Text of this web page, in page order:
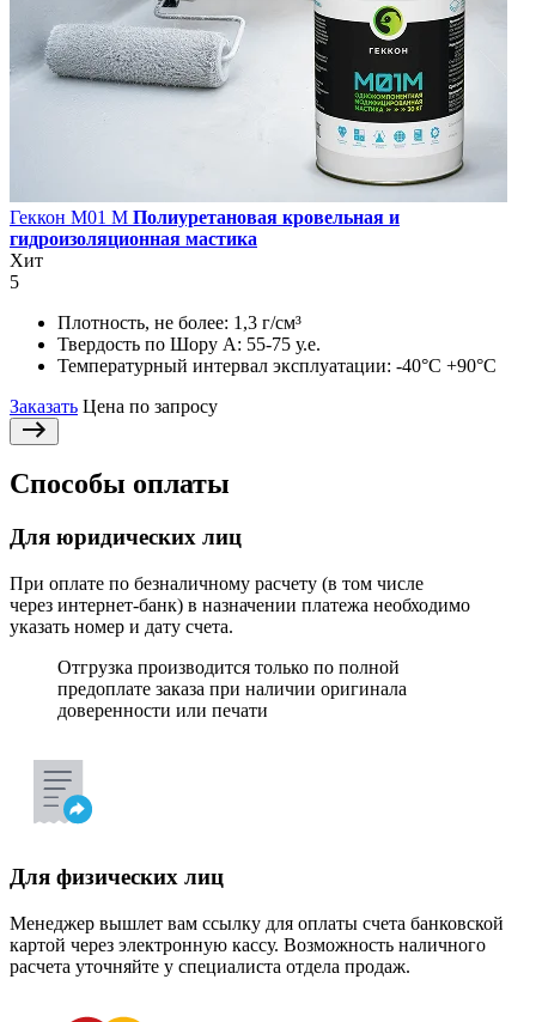
Геккон М01 М Полиуретановая кровельная и
гидроизоляционная мастика
Хит
5
Плотность, не более: 1,3 г/см³
Твердость по Шору А: 55-75 у.е.
Температурный интервал эксплуатации: -40°С +90°С
Заказать Цена по запросу
Способы оплаты
Для юридических лиц
При оплате по безналичному расчету (в том числе
через интернет-банк) в назначении платежа необходимо
указать номер и дату счета.
Отгрузка производится только по полной
предоплате заказа при наличии оригинала
доверенности или печати
Для физических лиц
Менеджер вышлет вам ссылку для оплаты счета банковской
картой через электронную кассу. Возможность наличного
расчета уточняйте у специалиста отдела продаж.